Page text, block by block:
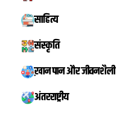
साहित्य
संस्कृति
ख़ान पान और जीवनशैली
अंतरराष्ट्रीय